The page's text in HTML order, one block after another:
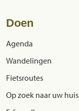
Doen
Agenda
Wandelingen
Fietsroutes
Op zoek naar uw huis